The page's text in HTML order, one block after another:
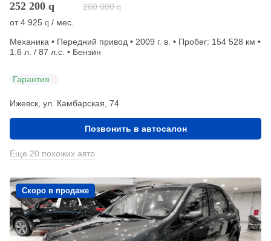
252 200 q 260 000 q
от4 925 q / мес.
Механика • Передний привод • 2009 г. в. • Пробег: 154 528 км •
1.6 л. / 87 л.с. • Бензин
Гарантия
Ижевск, ул. Камбарская, 74
Позвонить в автосалон
Еще 20 похожих авто
Скоро в продаже